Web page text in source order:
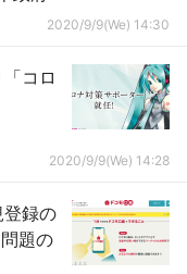
る事案2020/9/9(We) 14:30
コロ
2020/9/9(We) 14:28
登録の
題の